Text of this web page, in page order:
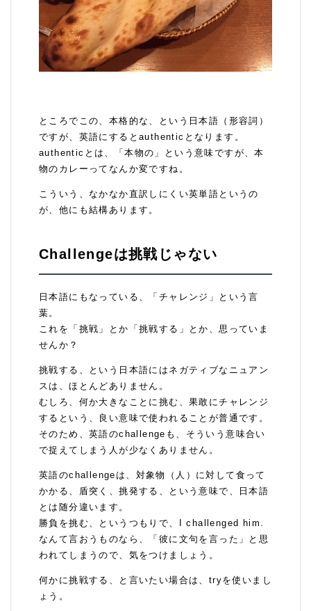
ところでこの、本格的な、という日本語（形容詞）
ですが、英語にするとauthenticとなります。
authenticとは、「本物の」という意味ですが、本
物のカレーってなんか変ですね。
こういう、なかなか直訳しにくい英単語というの
が、他にも結構あります。
Challengeは挑戦じゃない
日本語にもなっている、「チャレンジ」という言
葉。
これを「挑戦」とか「挑戦する」とか、思っていま
せんか？
挑戦する、という日本語にはネガティブなニュアン
スは、ほとんどありません。
むしろ、何か大きなことに挑む、果敢にチャレンジ
するという、良い意味で使われることが普通です。
そのため、英語のchallengeも、そういう意味合い
で捉えてしまう人が少なくありません。
英語のchallengeは、対象物（人）に対して食って
かかる、盾突く、挑発する、という意味で、日本語
とは随分違います。
勝負を挑む、というつもりで、I challenged him.
なんて言おうものなら、「彼に文句を言った」と思
われてしまうので、気をつけましょう。
何かに挑戦する、と言いたい場合は、tryを使いまし
ょう。